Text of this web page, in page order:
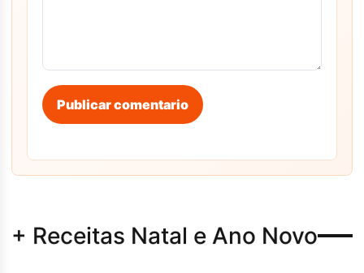
Publicar comentario
+ Receitas Natal e Ano Novo